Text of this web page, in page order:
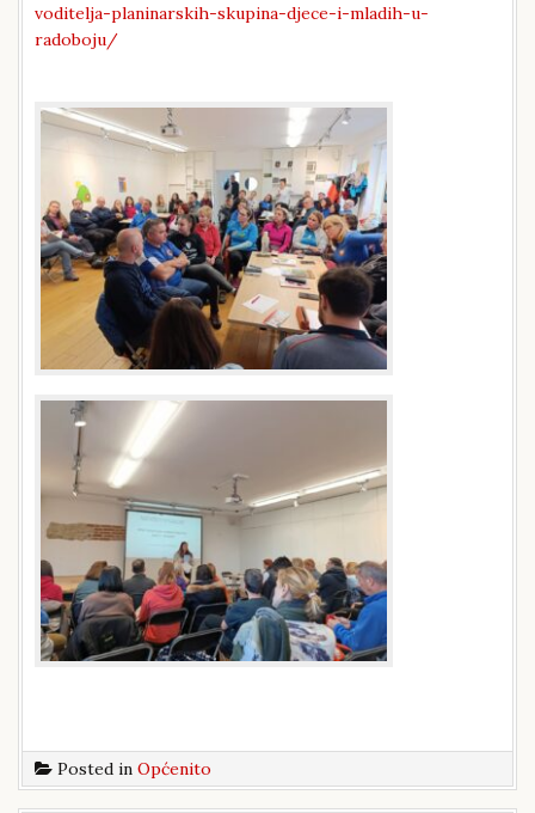
voditelja-planinarskih-skupina-djece-i-mladih-u-
radoboju/
Posted in Općenito